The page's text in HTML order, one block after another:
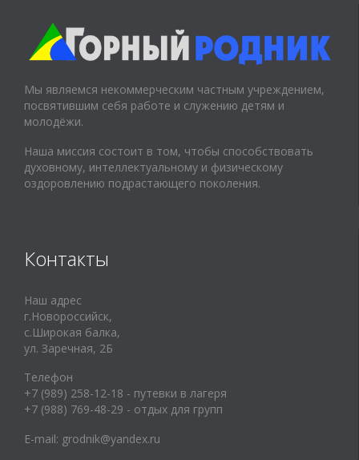
Мы являемся некоммерческим частным учреждением,
посвятившим себя работе и служению детям и
молодёжи.
Наша миссия состоит в том, чтобы способствовать
духовному, интеллектуальному и физическому
оздоровлению подрастающего поколения.
Контакты
Наш адрес
г.Новороссийск,
с.Широкая балка,
ул. Заречная, 2Б
Телефон
+7 (989) 258-12-18 - путевки в лагеря
+7 (988) 769-48-29 - отдых для групп
E-mail: grodnik@yandex.ru